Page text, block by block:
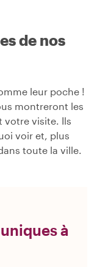
de nos
leur poche !
montreront les
votre visite. Ils
voir et, plus
toute la ville.
à